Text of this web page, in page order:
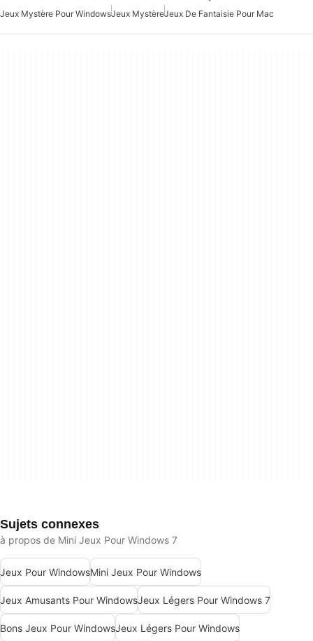
Jeux Mystère Pour WindowsJeux MystèreJeux De Fantaisie Pour Mac
Sujets connexes
à propos de Mini Jeux Pour Windows 7
Jeux Pour WindowsMini Jeux Pour Windows
Jeux Amusants Pour WindowsJeux Légers Pour Windows 7
Bons Jeux Pour WindowsJeux Légers Pour Windows